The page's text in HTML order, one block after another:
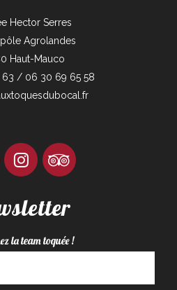
Hector Serres
Agrolandes
Haut-Mauco
63 / 06 30 69 65 58
la team toquée !